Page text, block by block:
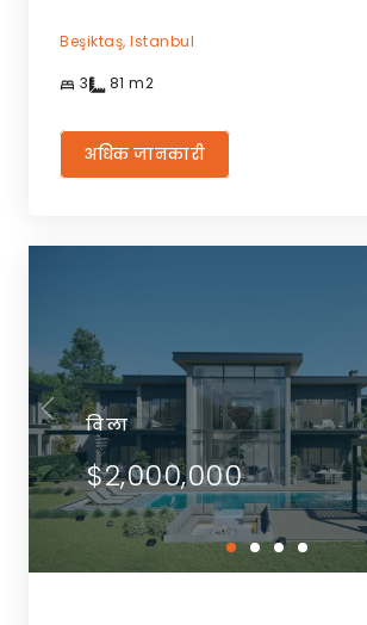
Beşiktaş, Istanbul
3 81 m2
अधिक जानकारी
विला
$2,000,000